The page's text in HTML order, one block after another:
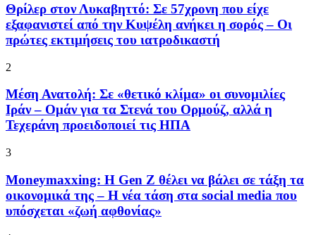
Θρίλερ στον Λυκαβηττό: Σε 57χρονη που είχε
εξαφανιστεί από την Κυψέλη ανήκει η σορός – Οι
πρώτες εκτιμήσεις του ιατροδικαστή
2
Μέση Ανατολή: Σε «θετικό κλίμα» οι συνομιλίες
Ιράν – Ομάν για τα Στενά του Ορμούζ, αλλά η
Τεχεράνη προειδοποιεί τις ΗΠΑ
3
Moneymaxxing: Η Gen Z θέλει να βάλει σε τάξη τα
οικονομικά της – Η νέα τάση στα social media που
υπόσχεται «ζωή αφθονίας»